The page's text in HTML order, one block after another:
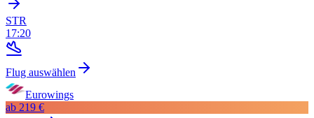
STR
17:20
Flug auswählen
Eurowings
ab 219 €